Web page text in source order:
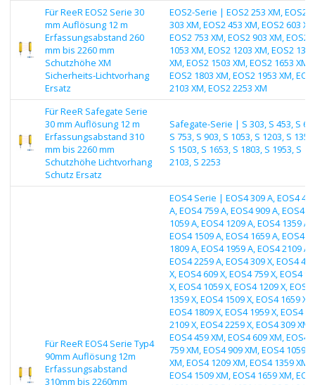
Für ReeR EOS2 Serie 30
mm Auflösung 12 m
Erfassungsabstand 260
mm bis 2260 mm
Schutzhöhe XM
Sicherheits-Lichtvorhang
Ersatz
EOS2-Serie | EOS2 253 XM, EOS2
303 XM, EOS2 453 XM, EOS2 603
EOS2 753 XM, EOS2 903 XM, EOS2
1053 XM, EOS2 1203 XM, EOS2 1353
XM, EOS2 1503 XM, EOS2 1653 XM,
EOS2 1803 XM, EOS2 1953 XM,
2103 XM, EOS2 2253 XM
Für ReeR Safegate Serie
30 mm Auflösung 12 m
Erfassungsabstand 310
mm bis 2260 mm
Schutzhöhe Lichtvorhang
Schutz Ersatz
Safegate-Serie | S 303, S 453, S
S 753, S 903, S 1053, S 1203, S 1353,
S 1503, S 1653, S 1803, S 1953, S
2103, S 2253
Für ReeR EOS4 Serie Typ4
90mm Auflösung 12m
Erfassungsabstand
310mm bis 2260mm
EOS4 Serie | EOS4 309 A, EOS4
A, EOS4 759 A, EOS4 909 A, EOS4
1059 A, EOS4 1209 A, EOS4 1359 A,
EOS4 1509 A, EOS4 1659 A, EOS4
1809 A, EOS4 1959 A, EOS4 2109 A,
EOS4 2259 A, EOS4 309 X, EOS4 459
X, EOS4 609 X, EOS4 759 X, EOS4
X, EOS4 1059 X, EOS4 1209 X, EOS4
1359 X, EOS4 1509 X, EOS4 1659 X,
EOS4 1809 X, EOS4 1959 X, EOS4
2109 X, EOS4 2259 X, EOS4 309 XM,
EOS4 459 XM, EOS4 609 XM, EOS4
759 XM, EOS4 909 XM, EOS4 1059
XM, EOS4 1209 XM, EOS4 1359 XM,
EOS4 1509 XM, EOS4 1659 XM,